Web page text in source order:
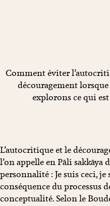
Comment éviter
découragement
explorons ce qui est
L’autocritique et le
l’on appelle en Pāli
personnalité : Je suis ceci, je
conséquence du processus
conceptualité. Selon le